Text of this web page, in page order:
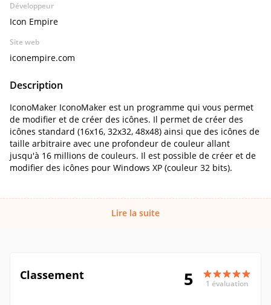
Développeur
Icon Empire
Site web
iconempire.com
Description
IconoMaker IconoMaker est un programme qui vous permet
de modifier et de créer des icônes. Il permet de créer des
icônes standard (16x16, 32x32, 48x48) ainsi que des icônes de
taille arbitraire avec une profondeur de couleur allant
jusqu'à 16 millions de couleurs. Il est possible de créer et de
modifier des icônes pour Windows XP (couleur 32 bits).
Lire la suite
Classement 5 1 évaluation